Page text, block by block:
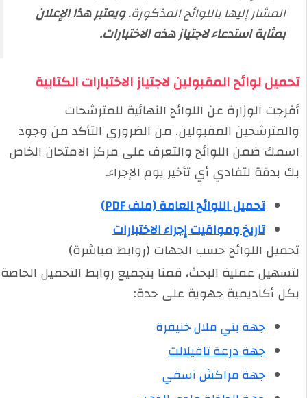
المشار إليها باللوائح المذكورة.ويعتبر هذا الإعلان
بمثابة استدعاء لاجتياز هذه الاختبارات.
تحميل لوائح المقبولين لاجتياز الاختبارات الكتابية
أفرجت الوزارة عن اللوائح النهائية للمترشحات
والمترشحين المقبولين. من الضروري التأكد من وجود
اسمك ضمن اللوائح والتعرف على مركز الامتحان الخاص
بك بدقة لتفادي أي تأخير يوم الإجراء.
تحميل اللوائح العامة (ملف PDF)
تاريخ ومواقيت إجراء الاختبارات
تحميل اللوائح حسب الجهات (روابط مباشرة)
لتسهيل عملية البحث، قمنا بتجميع روابط التحميل الخاصة
بكل أكاديمية جهوية على حدة:
جهة بني ملال خنيفرة
جهة درعة تافيلالت
جهة مراكش آسفي